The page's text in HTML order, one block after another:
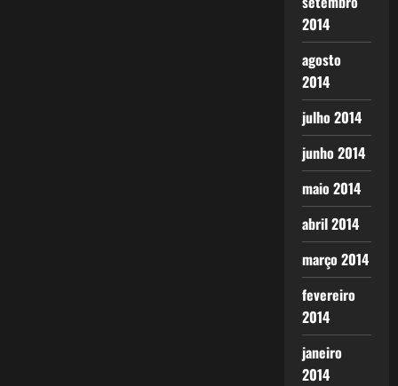
2014
agosto
2014
julho 2014
junho 2014
maio 2014
abril 2014
março 2014
fevereiro
2014
janeiro
2014